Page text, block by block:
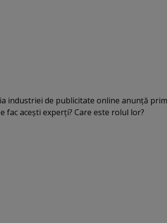
industriei de publicitate online anunţă
fac aceşti experţi? Care este rolul lor?